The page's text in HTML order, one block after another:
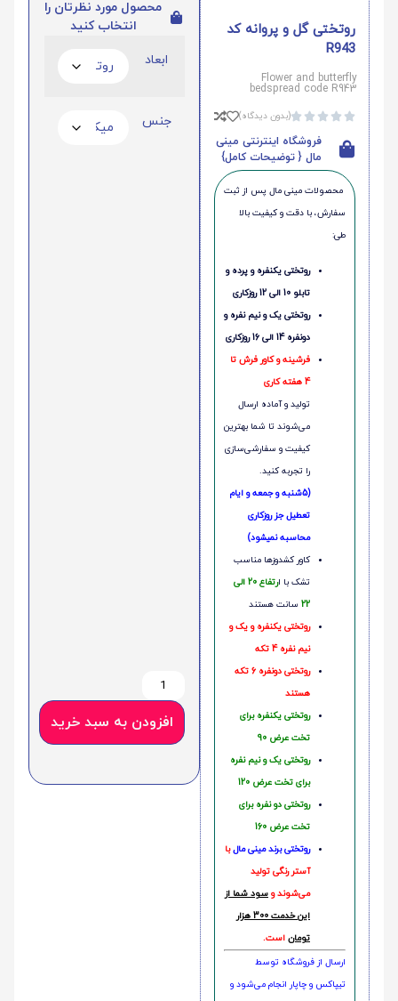
روتختی گل و پروانه کد
R943
Flower and butterfly
bedspread code R943




(بدون دیدگاه)
فروشگاه اینترنتی مینی
مال { توضیحات کامل}
محصولات مینی‌ مال پس از ثبت
سفارش، با دقت و کیفیت بالا
طی:
روتختی یکنفره و پرده و
تابلو 10 الی 12 روزکاری
روتختی یک و نیم نفره و
دونفره 14 الی 16 روزکاری
فرشینه و کاور فرش تا
4 هفته کاری
تولید و آماده ارسال
می‌شوند تا شما بهترین
کیفیت و سفارشی‌سازی
را تجربه کنید.
(5شنبه و جمعه و ایام
تعطیل جز روزکاری
محاسبه نمیشود)
کاور کشدوزها مناسب
تشک با ا
رتفاع 20 الی
22 سانت هستند
روتختی یکنفره و یک و
نیم نفره 4 تکه
روتختی دونفره 6 تکه
هستند
روتختی یکنفره برای
تخت عرض 90
روتختی یک و نیم نفره
برای تخت عرض 120
روتختی دو نفره برای
تخت عرض 160
روتختی‌ برند مینی مالبا
آستر رنگی تولید
می‌شوند و سود شما از
این خدمت 300 هزار
تومان است.
ارسال از فروشگاه توسط
تیپاکس و چاپار انجام می‌شود و
محصول مورد نظرتان را
انتخاب کنید
ابعاد
جنس
افزودن به سبد خرید